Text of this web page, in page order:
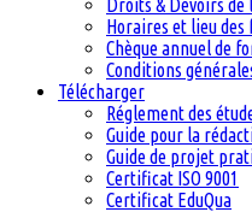
Droits & Devoirs de
Horaires et lieu
Chèque annuel de
Conditions
Télécharger
Réglement des
Guide pour la
Guide de projet
Certificat ISO 9001
Certificat EduQua